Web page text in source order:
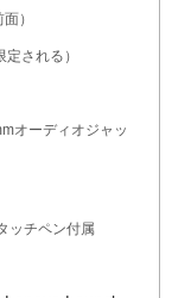
）
される）
オーディオジャッ
ッチペン付属